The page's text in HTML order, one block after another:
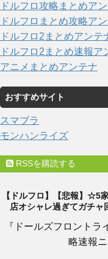
ドルフロ攻略まとめア
ドルフロまとめ攻略ア
ドルフロ2まとめアンテ
ドルフロ2まとめ速報ア
アニメまとめアンテナ
おすすめサイト
スマブラ
モンハンライズ
RSSを購読する
【ドルフロ】【悲報】☆5
店オシャレ過ぎてガチ
『ドールズフロント
略速報